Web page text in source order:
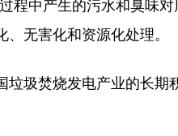
程中产生的污水和臭味
无害化和资源化处理。
圾焚烧发电产业的长期